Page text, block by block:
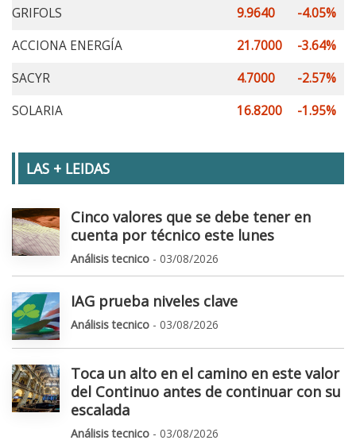
GRIFOLS
9.9640
-4.05%
ACCIONA ENERGÍA
21.7000
-3.64%
SACYR
4.7000
-2.57%
SOLARIA
16.8200 -1.95%
LAS + LEIDAS
Cinco valores que se debe tener en
cuenta por técnico este lunes
Análisis tecnico - 03/08/2026
IAG prueba niveles clave
Análisis tecnico - 03/08/2026
Toca un alto en el camino en este valor
del Continuo antes de continuar con su
escalada
Análisis tecnico - 03/08/2026